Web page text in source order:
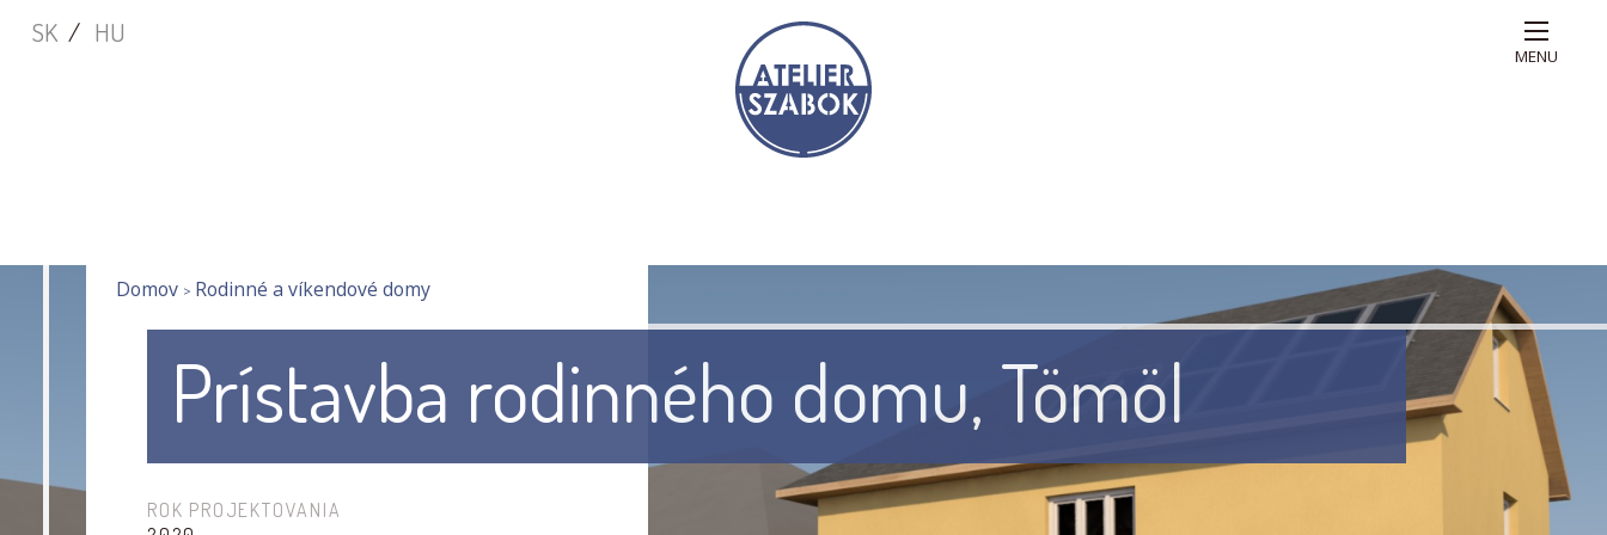
Skočiť
Main
SK HU
MENU
You
here
Domov Rodinné a víkendové domy
Prístavba rodinného domu, Tömöl
ROK PROJEKTOVANIA